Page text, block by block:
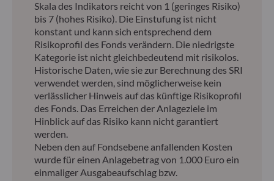
Skala des Indikators reicht von 1 (geringes Risiko)
bis 7 (hohes Risiko). Die Einstufung ist nicht
konstant und kann sich entsprechend dem
Risikoprofil des Fonds verändern. Die niedrigste
Kategorie ist nicht gleichbedeutend mit risikolos.
Historische Daten, wie sie zur Berechnung des SRI
verwendet werden, sind möglicherweise kein
verlässlicher Hinweis auf das künftige Risikoprofil
des Fonds. Das Erreichen der Anlageziele im
Hinblick auf das Risiko kann nicht garantiert
werden.
Neben den auf Fondsebene anfallenden Kosten
wurde für einen Anlagebetrag von 1.000 Euro ein
einmaliger Ausgabeaufschlag bzw.